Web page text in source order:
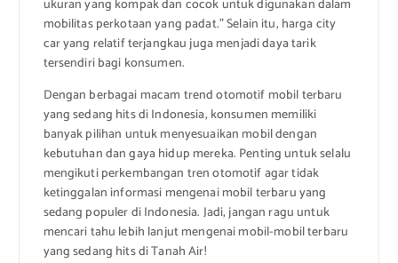
ukuran yang kompak dan cocok untuk digunakan dalam
mobilitas perkotaan yang padat.” Selain itu, harga city
car yang relatif terjangkau juga menjadi daya tarik
tersendiri bagi konsumen.
Dengan berbagai macam trend otomotif mobil terbaru
yang sedang hits di Indonesia, konsumen memiliki
banyak pilihan untuk menyesuaikan mobil dengan
kebutuhan dan gaya hidup mereka. Penting untuk selalu
mengikuti perkembangan tren otomotif agar tidak
ketinggalan informasi mengenai mobil terbaru yang
sedang populer di Indonesia. Jadi, jangan ragu untuk
mencari tahu lebih lanjut mengenai mobil-mobil terbaru
yang sedang hits di Tanah Air!